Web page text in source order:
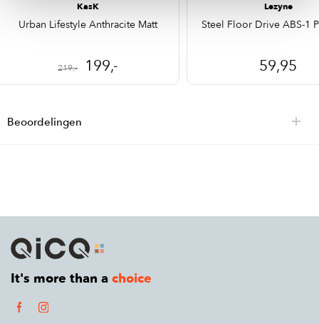
KasK
Urban Lifestyle Anthracite Matt
219,- 199,-
Lezyne
Steel Floor Drive ABS-1
59,95
Beoordelingen
It's more than a choice